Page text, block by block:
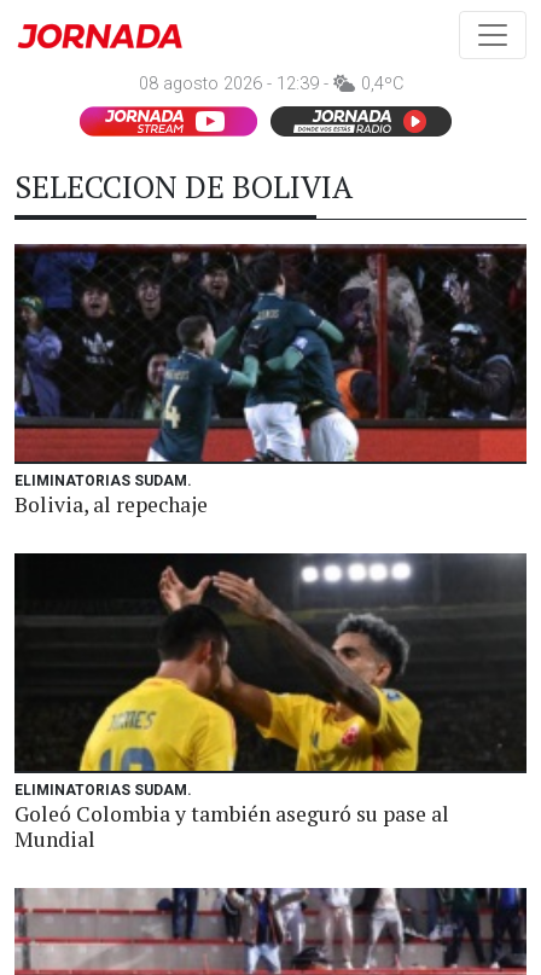
08 agosto 2026 - 12:39 - 0,4ºC
SELECCION DE BOLIVIA
ELIMINATORIAS SUDAM.
Bolivia, al repechaje
ELIMINATORIAS SUDAM.
Goleó Colombia y también aseguró su pase al
Mundial